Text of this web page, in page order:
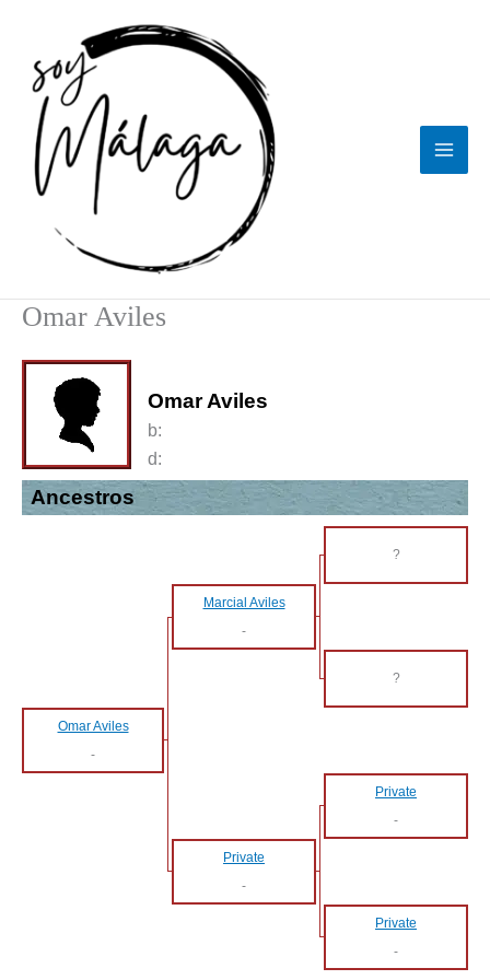
contenido
Omar Aviles
Omar Aviles
b:
d:
Ancestros
?
Marcial Aviles
-
?
Omar Aviles
-
Private
-
Private
-
Private
-